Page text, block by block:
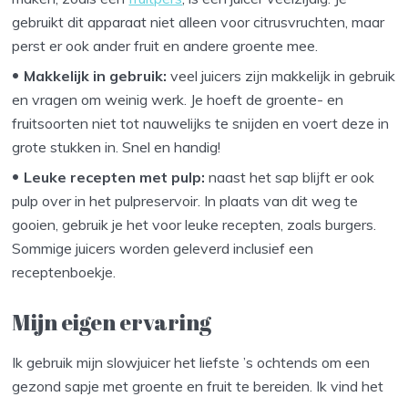
gebruikt dit apparaat niet alleen voor citrusvruchten, maar
perst er ook ander fruit en andere groente mee.
Makkelijk in gebruik:veel juicers zijn makkelijk in gebruik
en vragen om weinig werk. Je hoeft de groente- en
fruitsoorten niet tot nauwelijks te snijden en voert deze in
grote stukken in. Snel en handig!
Leuke recepten met pulp:naast het sap blijft er ook
pulp over in het pulpreservoir. In plaats van dit weg te
gooien, gebruik je het voor leuke recepten, zoals burgers.
Sommige juicers worden geleverd inclusief een
receptenboekje.
Mijn eigen ervaring
Ik gebruik mijn slowjuicer het liefste ’s ochtends om een
gezond sapje met groente en fruit te bereiden. Ik vind het